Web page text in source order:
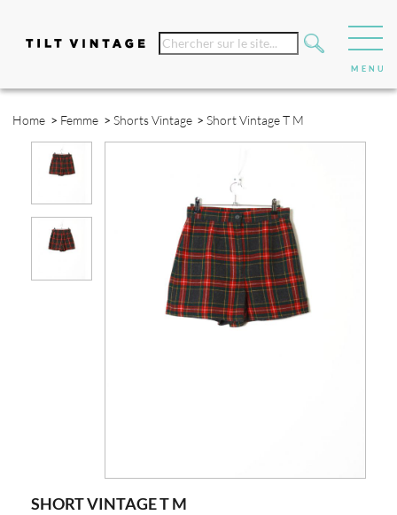
Home > Femme > Shorts Vintage >Short Vintage T M
SHORT VINTAGE T M